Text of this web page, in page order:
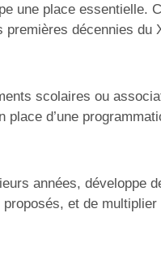
une place essentielle.
décennies du
scolaires ou
d’une
années, développe
et de